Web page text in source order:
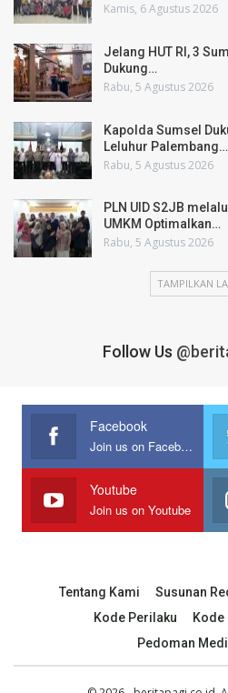
Kamis, 6 Agustus 2026
Jelang HUT RI, 3
Dukung…
Rabu, 5 Agustus 2026
Kapolda Sumsel
Leluhur Palembang…
Rabu, 5 Agustus 2026
PLN UID S2JB
UMKM Optimalkan…
Rabu, 5 Agustus 2026
TAMPILKAN
Follow Us
Facebook
Join us on Facebook
Youtube
Join us on Youtube
Tentang Kami Susunan
Kode Perilaku
Pedoman